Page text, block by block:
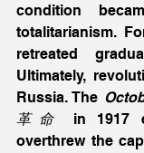
condition
totalitarianism.
retreated
Ultimately,
Russia. The
革命
in 1917
overthrew the